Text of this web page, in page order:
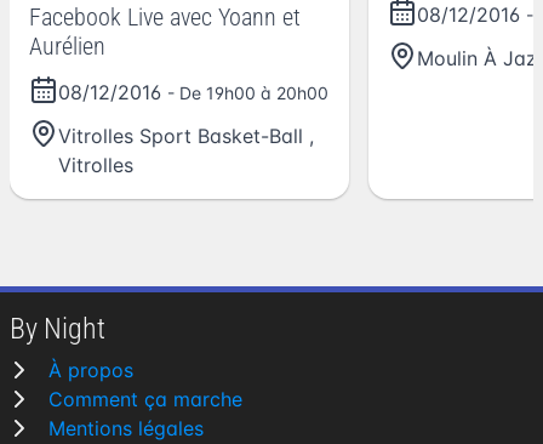
Facebook Live avec Yoann et
Aurélien
08/12/2016 - De 19h00 à 20h00
Vitrolles Sport Basket-Ball ,
Vitrolles
08/12/2016 -
Moulin À
By Night
À propos
Comment ça marche
Mentions légales